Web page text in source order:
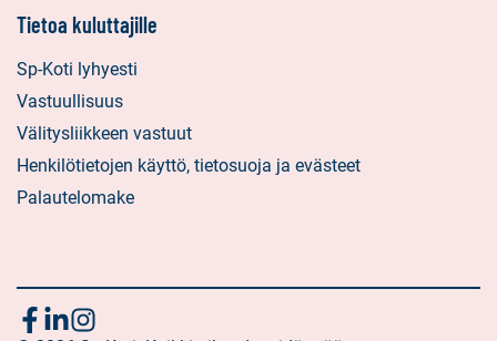
Tietoa kuluttajille
Sp-Koti lyhyesti
Vastuullisuus
Välitysliikkeen vastuut
Henkilötietojen käyttö, tietosuoja ja evästeet
Palautelomake
Seuraa
Sosiaalinen
Sosiaalinen
Sosiaalinen